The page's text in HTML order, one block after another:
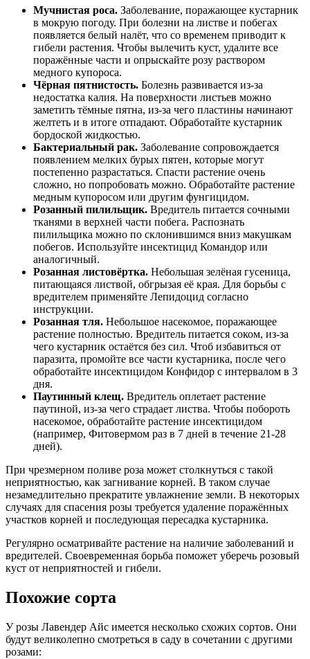
Мучнистая роса. Заболевание, поражающее кустарник
в мокрую погоду. При болезни на листве и побегах
появляется белый налёт, что со временем приводит к
гибели растения. Чтобы вылечить куст, удалите все
поражённые части и опрыскайте розу раствором
медного купороса.
Чёрная пятнистость. Болезнь развивается из-за
недостатка калия. На поверхности листьев можно
заметить тёмные пятна, из-за чего пластины начинают
желтеть и в итоге отпадают. Обработайте кустарник
бордоской жидкостью.
Бактериальный рак. Заболевание сопровождается
появлением мелких бурых пятен, которые могут
постепенно разрастаться. Спасти растение очень
сложно, но попробовать можно. Обработайте растение
медным купоросом или другим фунгицидом.
Розанный пилильщик. Вредитель питается сочными
тканями в верхней части побега. Распознать
пилильщика можно по склонившимся вниз макушкам
побегов. Используйте инсектицид Командор или
аналогичный.
Розанная листовёртка. Небольшая зелёная гусеница,
питающаяся листвой, обгрызая её края. Для борьбы с
вредителем применяйте Лепидоцид согласно
инструкции.
Розанная тля. Небольшое насекомое, поражающее
растение полностью. Вредитель питается соком, из-за
чего кустарник остаётся без сил. Чтоб избавиться от
паразита, промойте все части кустарника, после чего
обработайте инсектицидом Конфидор с интервалом в 3
дня.
Паутинный клещ. Вредитель оплетает растение
паутиной, из-за чего страдает листва. Чтобы побороть
насекомое, обработайте растение инсектицидом
(например, Фитовермом раз в 7 дней в течение 21-28
дней).
При чрезмерном поливе роза может столкнуться с такой
неприятностью, как загнивание корней. В таком случае
незамедлительно прекратите увлажнение земли. В некоторых
случаях для спасения розы требуется удаление поражённых
участков корней и последующая пересадка кустарника.
Регулярно осматривайте растение на наличие заболеваний и
вредителей. Своевременная борьба поможет уберечь розовый
куст от неприятностей и гибели.
Похожие сорта
У розы Лавендер Айс имеется несколько схожих сортов. Они
будут великолепно смотреться в саду в сочетании с другими
розами: